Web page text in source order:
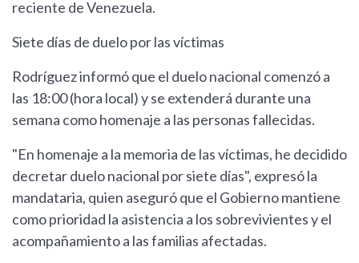
reciente de Venezuela.
Siete días de duelo por las víctimas
Rodríguez informó que el duelo nacional comenzó a
las 18:00 (hora local) y se extenderá durante una
semana como homenaje a las personas fallecidas.
"En homenaje a la memoria de las víctimas, he decidido
decretar duelo nacional por siete días", expresó la
mandataria, quien aseguró que el Gobierno mantiene
como prioridad la asistencia a los sobrevivientes y el
acompañamiento a las familias afectadas.